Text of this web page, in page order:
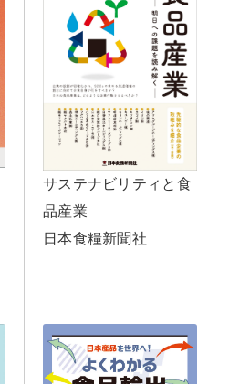
サステナビリティと食
品産業
日本食糧新聞社